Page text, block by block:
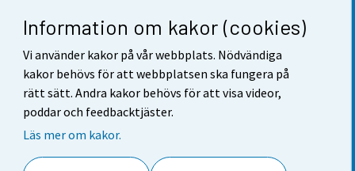
Information om kakor (cookies)
Vi använder kakor på vår webbplats. Nödvändiga
kakor behövs för att webbplatsen ska fungera på
rätt sätt. Andra kakor behövs för att visa videor,
poddar och feedbacktjäster.
Läs mer om kakor.
Respons
Användarvillkor
Dataskydd
Tillgänglighet